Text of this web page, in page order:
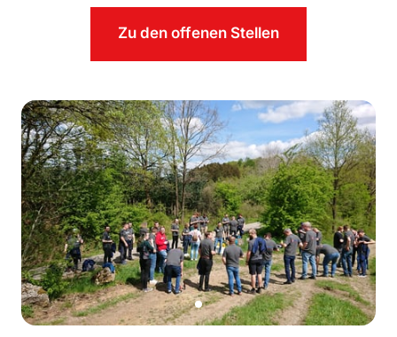
Zu den offenen Stellen
Slide 1 of 1